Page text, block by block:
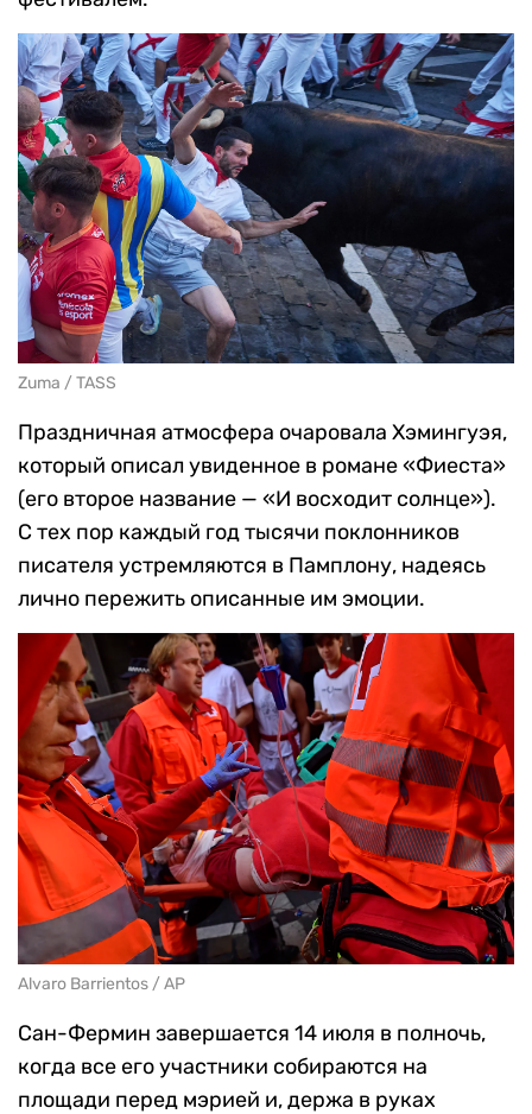
Zuma / TASS
Праздничная атмосфера очаровала Хэмингуэя,
который описал увиденное в романе «Фиеста»
(его второе название — «И восходит солнце»).
С тех пор каждый год тысячи поклонников
писателя устремляются в Памплону, надеясь
лично пережить описанные им эмоции.
Alvaro Barrientos / AP
Сан-Фермин завершается 14 июля в полночь,
когда все его участники собираются на
площади перед мэрией и, держа в руках